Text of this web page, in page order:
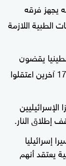
يجهز فرقه
الطبية اللازمة
فلسطينيا يقضون
أحكاما طويلة في سجونها، بالإضافة إلى 1700 آخرين اعتقلوا
حماس عن الـ20 محتجزا الإسرائيليين
الإسرائيلية إلى وجود 48 أسيرا إسرائيليا
يعتقد أنهم